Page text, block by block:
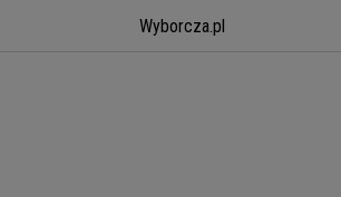
Wyborcza.pl